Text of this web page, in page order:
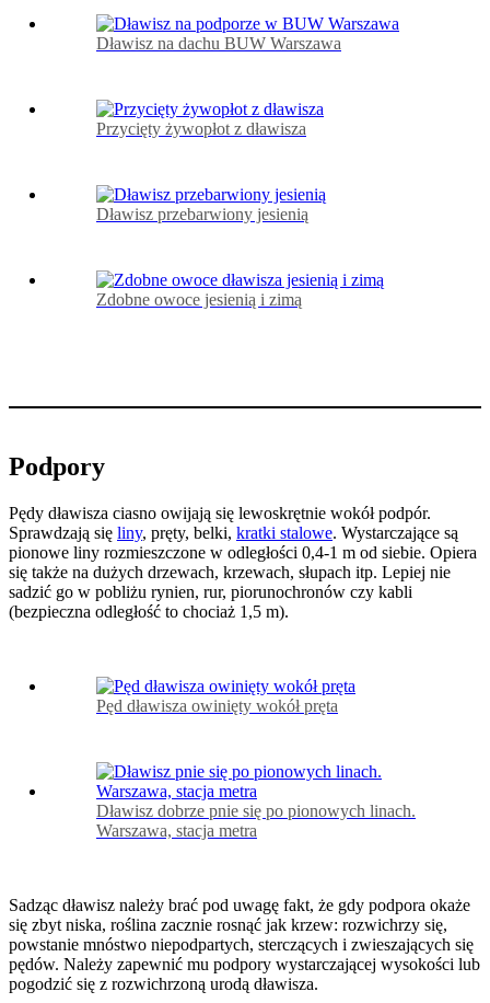
Dławisz na dachu BUW Warszawa
Przycięty żywopłot z dławisza
Dławisz przebarwiony jesienią
Zdobne owoce jesienią i zimą
Podpory
Pędy dławisza ciasno owijają się lewoskrętnie wokół podpór.
Sprawdzają się liny, pręty, belki, kratki stalowe. Wystarczające są
pionowe liny rozmieszczone w odległości 0,4-1 m od siebie. Opiera
się także na dużych drzewach, krzewach, słupach itp. Lepiej nie
sadzić go w pobliżu rynien, rur, piorunochronów czy kabli
(bezpieczna odległość to chociaż 1,5 m).
Pęd dławisza owinięty wokół pręta
Dławisz dobrze pnie się po pionowych linach.
Warszawa, stacja metra
Sadząc dławisz należy brać pod uwagę fakt, że gdy podpora okaże
się zbyt niska, roślina zacznie rosnąć jak krzew: rozwichrzy się,
powstanie mnóstwo niepodpartych, sterczących i zwieszających się
pędów. Należy zapewnić mu podpory wystarczającej wysokości lub
pogodzić się z rozwichrzoną urodą dławisza.